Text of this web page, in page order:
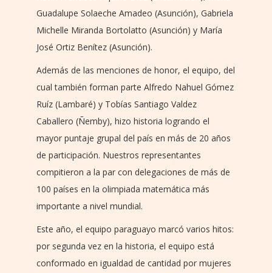
Guadalupe Solaeche Amadeo (Asunción), Gabriela
Michelle Miranda Bortolatto (Asunción) y María
José Ortiz Benítez (Asunción).
Además de las menciones de honor, el equipo, del
cual también forman parte Alfredo Nahuel Gómez
Ruíz (Lambaré) y Tobías Santiago Valdez
Caballero (Ñemby), hizo historia logrando el
mayor puntaje grupal del país en más de 20 años
de participación. Nuestros representantes
compitieron a la par con delegaciones de más de
100 países en la olimpiada matemática más
importante a nivel mundial.
Este año, el equipo paraguayo marcó varios hitos:
por segunda vez en la historia, el equipo está
conformado en igualdad de cantidad por mujeres